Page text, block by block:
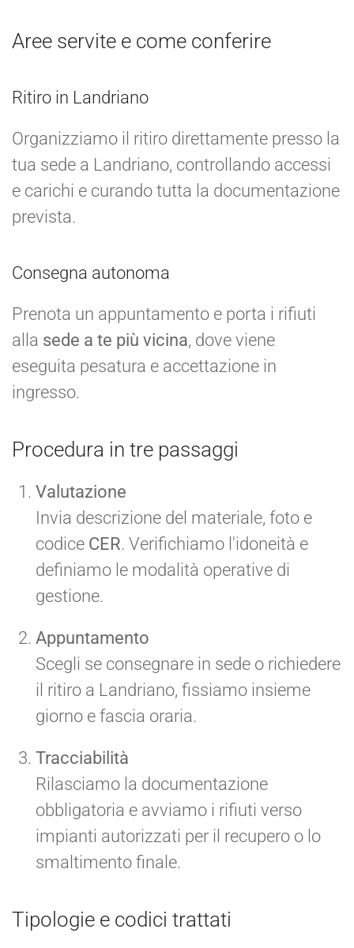
Aree servite e come conferire
Ritiro in Landriano
Organizziamo il ritiro direttamente presso la
tua sede a Landriano, controllando accessi
e carichi e curando tutta la documentazione
prevista.
Consegna autonoma
Prenota un appuntamento e porta i rifiuti
alla sede a te più vicina, dove viene
eseguita pesatura e accettazione in
ingresso.
Procedura in tre passaggi
Valutazione
Invia descrizione del materiale, foto e
codice CER. Verifichiamo l'idoneità e
definiamo le modalità operative di
gestione.
Appuntamento
Scegli se consegnare in sede o richiedere
il ritiro a Landriano, fissiamo insieme
giorno e fascia oraria.
Tracciabilità
Rilasciamo la documentazione
obbligatoria e avviamo i rifiuti verso
impianti autorizzati per il recupero o lo
smaltimento finale.
Tipologie e codici trattati